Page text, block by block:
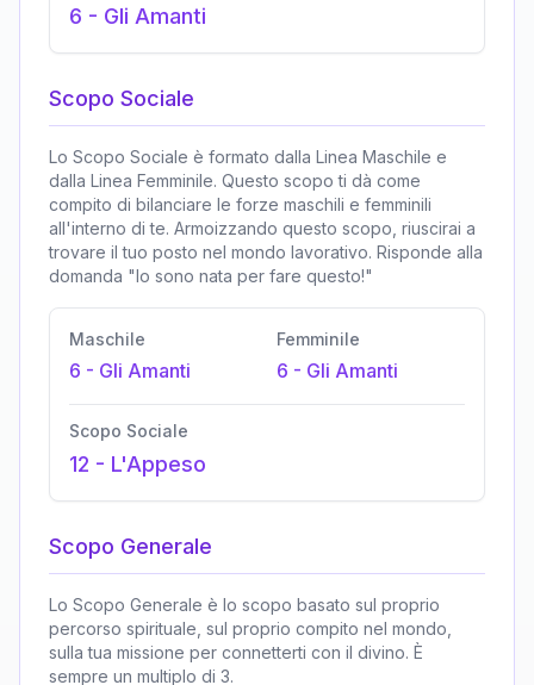
6 - Gli Amanti
Scopo Sociale
Lo Scopo Sociale è formato dalla Linea Maschile e
dalla Linea Femminile. Questo scopo ti dà come
compito di bilanciare le forze maschili e femminili
all'interno di te. Armoizzando questo scopo, riuscirai a
trovare il tuo posto nel mondo lavorativo. Risponde alla
domanda "Io sono nata per fare questo!"
Maschile
6 - Gli Amanti
Femminile
6 - Gli Amanti
Scopo Sociale
12 - L'Appeso
Scopo Generale
Lo Scopo Generale è lo scopo basato sul proprio
percorso spirituale, sul proprio compito nel mondo,
sulla tua missione per connetterti con il divino. È
sempre un multiplo di 3.